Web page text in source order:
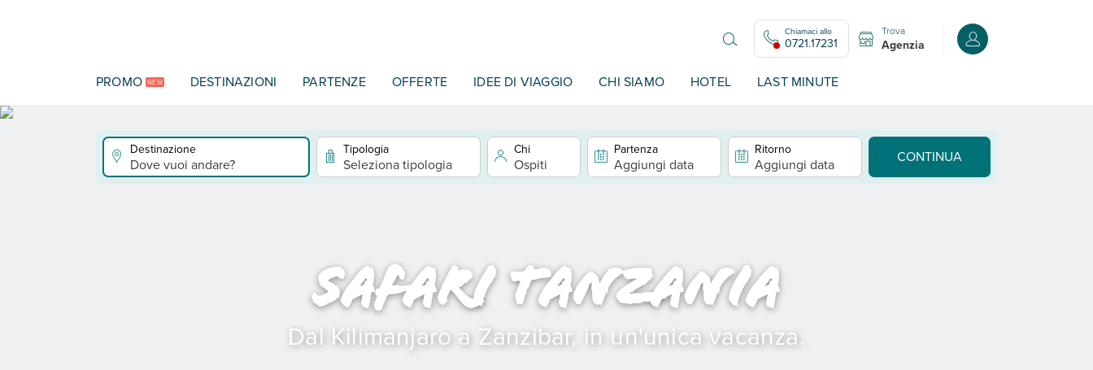
Chiamaci allo
0721.17231
Trova
Agenzia Accedi o registrati
PROMO NEW DESTINAZIONI PARTENZE OFFERTE IDEE DI VIAGGIO CHI SIAMO HOTEL LAST MINUTE
Destinazione
Dove vuoi andare?
Tipologia
Seleziona tipologia
Chi
Ospiti
Partenza
Aggiungi data
Ritorno
Aggiungi data CONTINUA
Safari Tanzania
Dal Kilimanjaro a Zanzibar, in un'unica vacanza.